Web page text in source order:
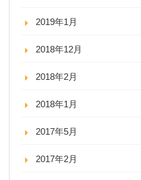
2019年1月
2018年12月
2018年2月
2018年1月
2017年5月
2017年2月